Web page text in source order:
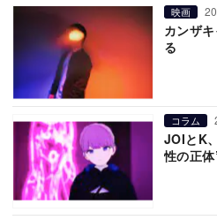
映画
カンザ
る
コラム
JOIとK
性の正